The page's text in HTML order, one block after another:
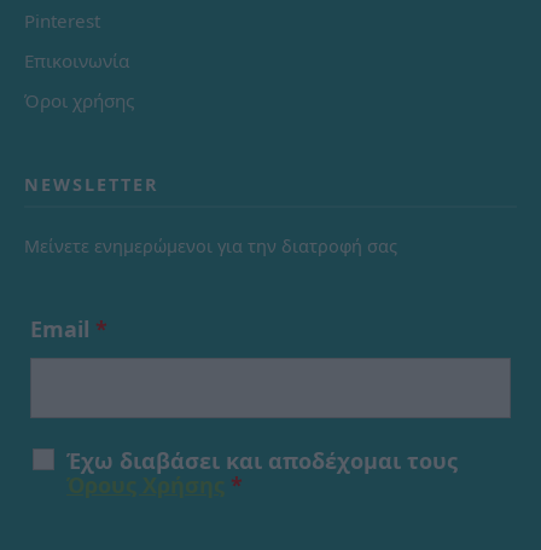
Pinterest
Επικοινωνία
Όροι χρήσης
NEWSLETTER
Μείνετε ενημερώμενοι για την διατροφή σας
Email *
Έχω διαβάσει και αποδέχομαι τους
*